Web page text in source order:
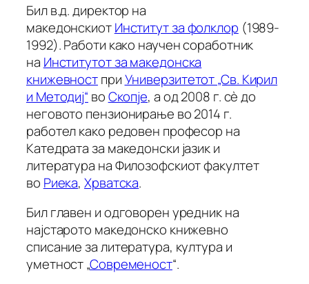
Бил в.д. директор на
македонскиотИнститут за фолклор (1989-
1992). Работи како научен соработник
на Институтот за македонска
книжевностприУниверзитетот „Св. Кирил
и Методиј“ воСкопје, а од 2008 г. сè до
неговото пензионирање во 2014 г.
работел како редовен професор на
Катедрата за македонски јазик и
литература на Филозофскиот факултет
во Риека,Хрватска.
Бил главен и одговорен уредник на
најстарото македонско книжевно
списание за литература, култура и
уметност „Современост“.